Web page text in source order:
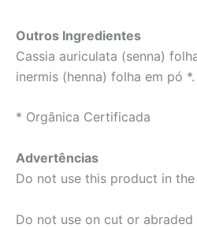
Outros Ingredientes
Cassia auriculata (senna)
inermis (henna) folha em pó *.
* Orgânica Certificada
Advertências
Do not use this product in
Do not use on cut or abraded